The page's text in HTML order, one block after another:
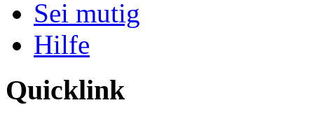
Sei mutig
Hilfe
Quicklink